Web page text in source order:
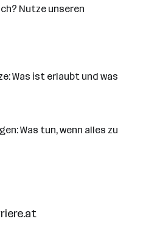
Nutze unseren
Was ist erlaubt und was
Was tun, wenn alles zu